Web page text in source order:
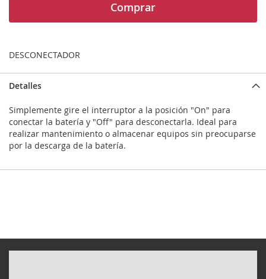
Comprar
DESCONECTADOR
Detalles
Simplemente gire el interruptor a la posición "On" para
conectar la batería y "Off" para desconectarla. Ideal para
realizar mantenimiento o almacenar equipos sin preocuparse
por la descarga de la batería.